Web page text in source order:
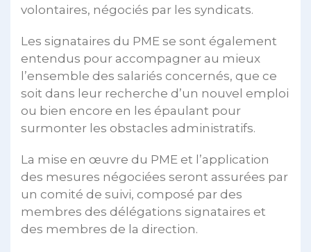
volontaires, négociés par les syndicats.
Les signataires du PME se sont également
entendus pour accompagner au mieux
l’ensemble des salariés concernés, que ce
soit dans leur recherche d’un nouvel emploi
ou bien encore en les épaulant pour
surmonter les obstacles administratifs.
La mise en œuvre du PME et l’application
des mesures négociées seront assurées par
un comité de suivi, composé par des
membres des délégations signataires et
des membres de la direction.